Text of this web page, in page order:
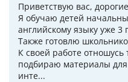
Приветствую вас,
Я обучаю детей
английскому языку уже
Также готовлю
К своей работе отношусь
подбираю материалы
инте...